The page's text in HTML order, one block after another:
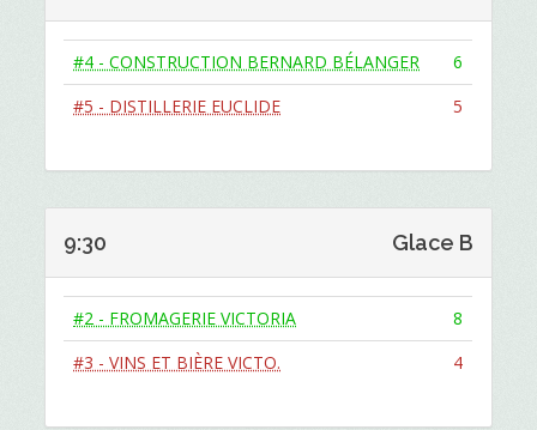
#4 - CONSTRUCTION BERNARD BÉLANGER
6
#5 - DISTILLERIE EUCLIDE
5
9:30 Glace B
#2 - FROMAGERIE VICTORIA
8
#3 - VINS ET BIÈRE VICTO.
4